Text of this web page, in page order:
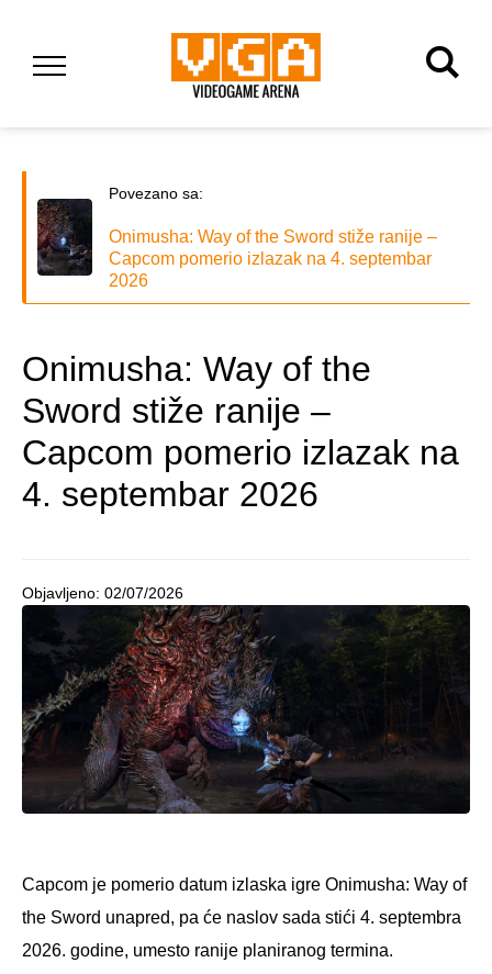
Povezano sa:
Onimusha: Way of the Sword stiže ranije –
Capcom pomerio izlazak na 4. septembar
2026
Onimusha: Way of the
Sword stiže ranije –
Capcom pomerio izlazak na
4. septembar 2026
Objavljeno: 02/07/2026
Capcom je pomerio datum izlaska igre Onimusha: Way of
the Sword unapred, pa će naslov sada stići 4. septembra
2026. godine, umesto ranije planiranog termina.